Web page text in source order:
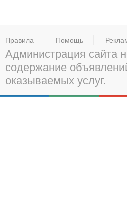
Правила Помощь
Администрация сайта
содержание
оказываемых услуг.